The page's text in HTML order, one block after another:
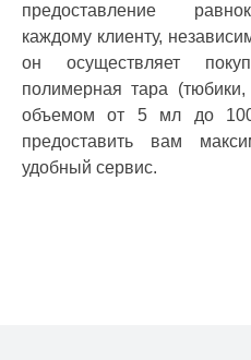
предоставление
каждому клиенту,
он осуществляет
полимерная тара
объемом от 5 мл до
предоставить вам
удобный сервис.